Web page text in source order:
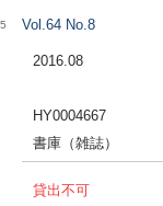
5 Vol.64 No.8
2016.08
HY0004667
書庫（雑誌）
貸出不可